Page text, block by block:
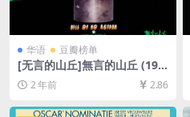
华语 豆瓣榜单
[无言的山丘]無言的山丘 (199
2)[百度网盘+夸克网盘1080P
超清资源][网盘在线播放/下
2 年前 2.86